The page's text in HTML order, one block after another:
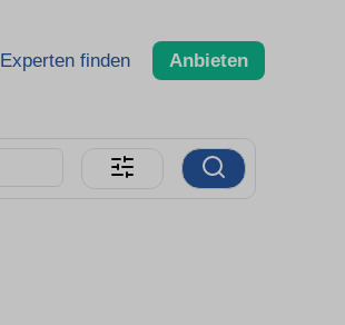
Experten finden Anbieten